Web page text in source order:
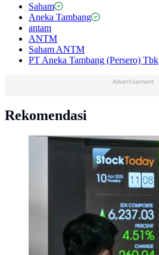
Saham
Aneka Tambang
antam
ANTM
Saham ANTM
PT Aneka Tambang (Persero) Tbk
Advertisement
Rekomendasi